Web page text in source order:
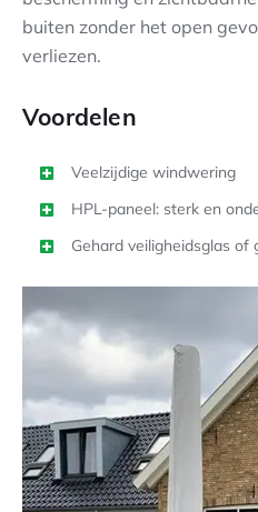
buiten zonder het open
verliezen.
Voordelen
Veelzijdige windwering
HPL-paneel: sterk en
Gehard veiligheidsglas of